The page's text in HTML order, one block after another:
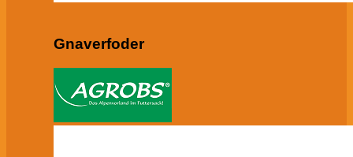
Gnaverfoder